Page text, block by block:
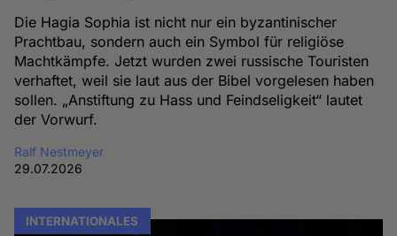
Die Hagia Sophia ist nicht nur ein byzantinischer
Prachtbau, sondern auch ein Symbol für religiöse
Machtkämpfe. Jetzt wurden zwei russische Touristen
verhaftet, weil sie laut aus der Bibel vorgelesen haben
sollen. „Anstiftung zu Hass und Feindseligkeit“ lautet
der Vorwurf.
Ralf Nestmeyer
29.07.2026
INTERNATIONALES